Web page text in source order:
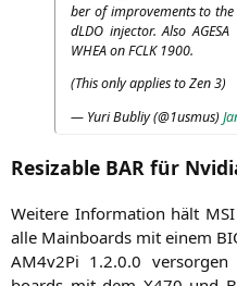
ber of impro­ve­ments to
dLDO injec­tor. AlsoAGESA
WHEAonFCLK1900.
(This only appli­es to Zen 3)
— Yuri Bubliy (@1usmus)
Resizable BAR für
Wei­te­re Infor­ma­ti­on hält MSI
alle Main­boards mit einem
AM4­v2Pi 1.2.0.0